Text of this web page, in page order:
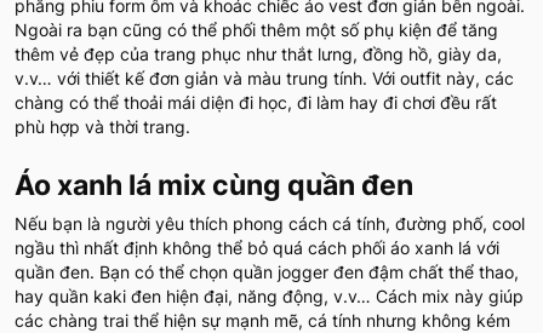
phẳng phiu form ôm và khoác chiếc áo vest đơn giản bên ngoài.
Ngoài ra bạn cũng có thể phối thêm một số phụ kiện để tăng
thêm vẻ đẹp của trang phục như thắt lưng, đồng hồ, giày da,
v.v… với thiết kế đơn giản và màu trung tính. Với outfit này, các
chàng có thể thoải mái diện đi học, đi làm hay đi chơi đều rất
phù hợp và thời trang.
Áo xanh lá mix cùng quần đen
Nếu bạn là người yêu thích phong cách cá tính, đường phố, cool
ngầu thì nhất định không thể bỏ quá cách phối áo xanh lá với
quần đen. Bạn có thể chọn quần jogger đen đậm chất thể thao,
hay quần kaki đen hiện đại, năng động, v.v… Cách mix này giúp
các chàng trai thể hiện sự mạnh mẽ, cá tính nhưng không kém